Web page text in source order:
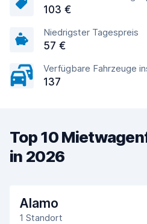
103 €
Niedrigster Tagespreis
57 €
Verfügbare Fahrzeuge
137
Top 10
in 2026
Alamo
1 Standort